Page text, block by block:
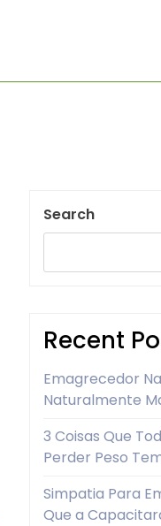
Search
Recent
Emagrecedor
Naturalmente
3 Coisas Que
Perder Peso
Simpatia Para
Que a